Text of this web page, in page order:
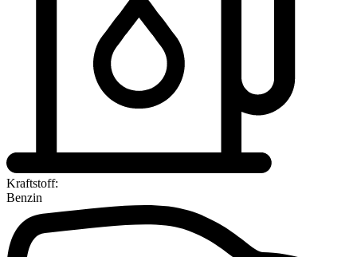
Kraftstoff:
Benzin